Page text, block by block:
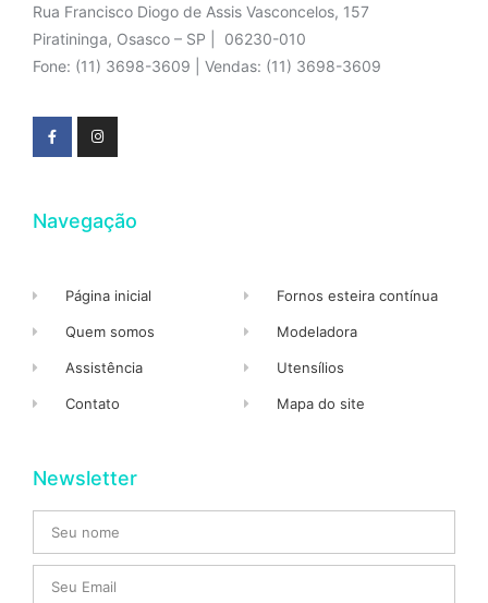
Rua Francisco Diogo de Assis Vasconcelos, 157
Piratininga, Osasco – SP | 06230-010
Fone: (11) 3698-3609 | Vendas: (11) 3698-3609
Navegação
Página inicial
Quem somos
Assistência
Contato
Fornos esteira contínua
Modeladora
Utensílios
Mapa do site
Newsletter